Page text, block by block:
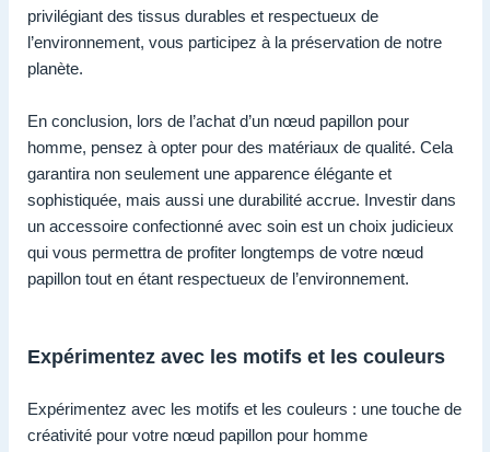
privilégiant des tissus durables et respectueux de
l’environnement, vous participez à la préservation de notre
planète.
En conclusion, lors de l’achat d’un nœud papillon pour
homme, pensez à opter pour des matériaux de qualité. Cela
garantira non seulement une apparence élégante et
sophistiquée, mais aussi une durabilité accrue. Investir dans
un accessoire confectionné avec soin est un choix judicieux
qui vous permettra de profiter longtemps de votre nœud
papillon tout en étant respectueux de l’environnement.
Expérimentez avec les motifs et les couleurs
Expérimentez avec les motifs et les couleurs : une touche de
créativité pour votre nœud papillon pour homme